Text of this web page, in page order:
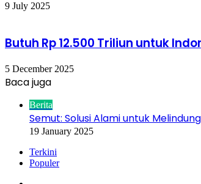
9 July 2025
Butuh Rp 12.500 Triliun untuk
5 December 2025
Baca juga
Berita
Semut: Solusi Alami untuk
19 January 2025
Terkini
Populer